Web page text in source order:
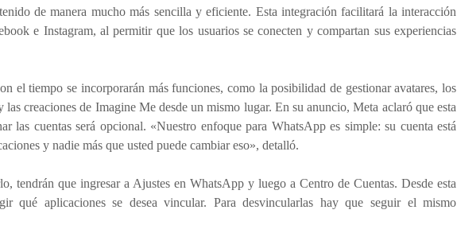
de manera mucho más sencilla y eficiente. Esta integración facilitará la interacción
e Instagram, al permitir que los usuarios se conecten y compartan sus experiencias
el tiempo se incorporarán más funciones, como la posibilidad de gestionar avatares, los
las creaciones de Imagine Me desde un mismo lugar. En su anuncio, Meta aclaró que esta
las cuentas será opcional. «Nuestro enfoque para WhatsApp es simple: su cuenta está
y nadie más que usted puede cambiar eso», detalló.
tendrán que ingresar a Ajustes en WhatsApp y luego a Centro de Cuentas. Desde esta
qué aplicaciones se desea vincular. Para desvincularlas hay que seguir el mismo